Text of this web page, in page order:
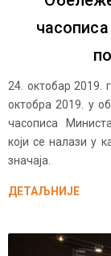
24. октобар 2019.
октобра 2019. у
часописа
који се налази у
значаја.
ДЕТАЉНИЈЕ